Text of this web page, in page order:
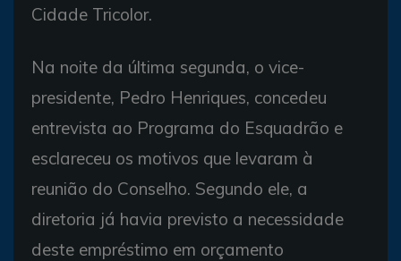
Cidade Tricolor.
Na noite da última segunda, o vice-
presidente, Pedro Henriques, concedeu
entrevista ao Programa do Esquadrão e
esclareceu os motivos que levaram à
reunião do Conselho. Segundo ele, a
diretoria já havia previsto a necessidade
deste empréstimo em orçamento